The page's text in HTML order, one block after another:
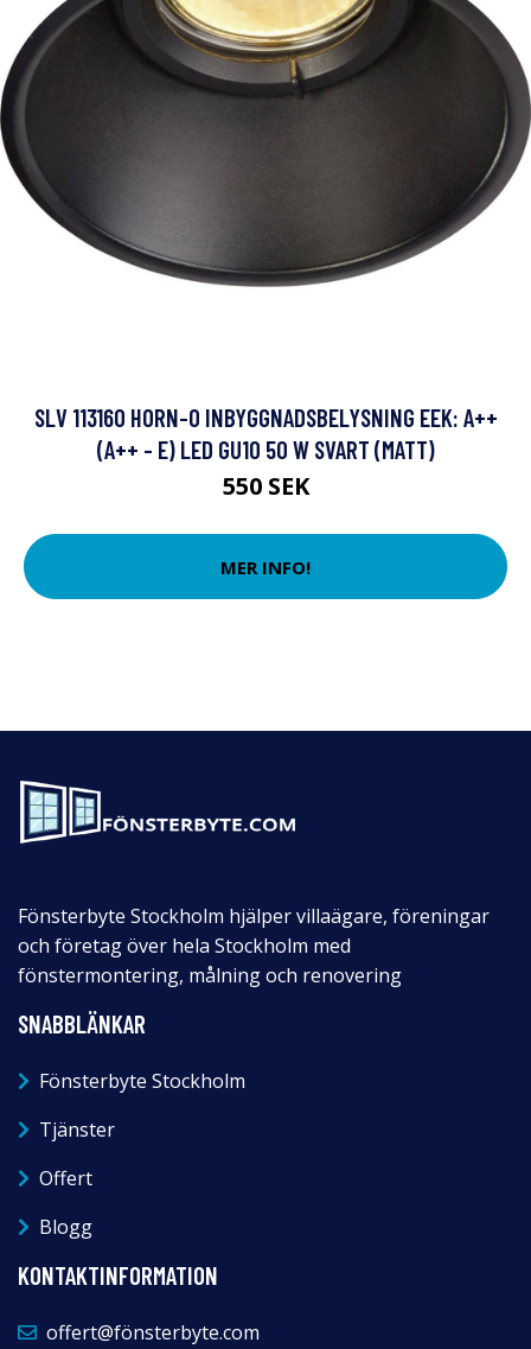
SLV 113160 HORN-O INBYGGNADSBELYSNING EEK: A++
(A++ - E) LED GU10 50 W SVART (MATT)
550 SEK
MER INFO!
Fönsterbyte Stockholm hjälper villaägare, föreningar
och företag över hela Stockholm med
fönstermontering, målning och renovering
SNABBLÄNKAR
Fönsterbyte Stockholm
Tjänster
Offert
Blogg
KONTAKTINFORMATION
offert@fönsterbyte.com